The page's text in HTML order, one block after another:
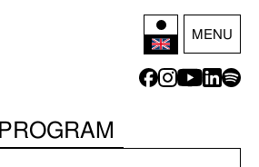
MENU
PROGRAM